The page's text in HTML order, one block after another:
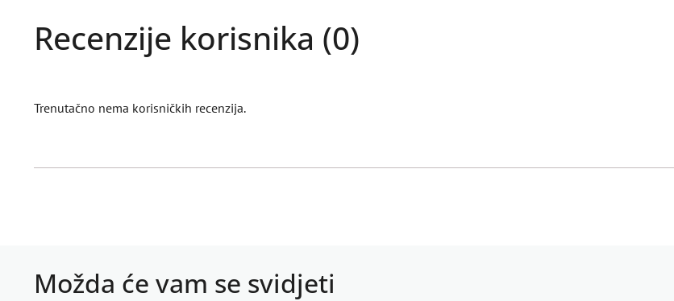
Recenzije korisnika (0)
Trenutačno nema korisničkih recenzija.
Možda će vam se svidjeti